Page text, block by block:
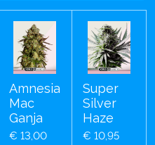
Amnesia
Mac
Ganja
€ 13,00
Super
Silver
Haze
€ 10,95